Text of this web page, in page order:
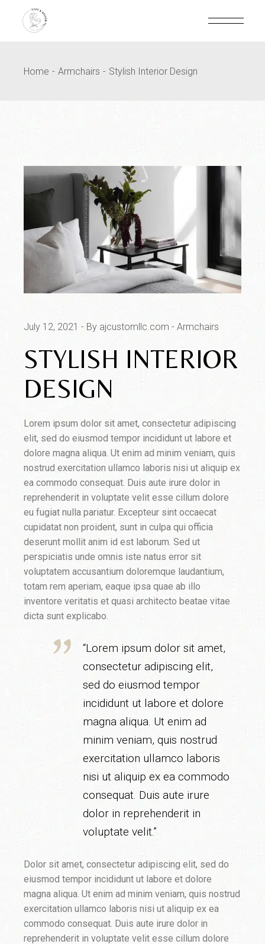
Home Armchairs Stylish Interior Design
July 12, 2021 By ajcustomllc.com Armchairs
STYLISH INTERIOR
DESIGN
Lorem ipsum dolor sit amet, consectetur adipiscing
elit, sed do eiusmod tempor incididunt ut labore et
dolore magna aliqua. Ut enim ad minim veniam, quis
nostrud exercitation ullamco laboris nisi ut aliquip ex
ea commodo consequat. Duis aute irure dolor in
reprehenderit in voluptate velit esse cillum dolore
eu fugiat nulla pariatur. Excepteur sint occaecat
cupidatat non proident, sunt in culpa qui officia
deserunt mollit anim id est laborum. Sed ut
perspiciatis unde omnis iste natus error sit
voluptatem accusantium doloremque laudantium,
totam rem aperiam, eaque ipsa quae ab illo
inventore veritatis et quasi architecto beatae vitae
dicta sunt explicabo.
“Lorem ipsum dolor sit amet,
consectetur adipiscing elit,
sed do eiusmod tempor
incididunt ut labore et dolore
magna aliqua. Ut enim ad
minim veniam, quis nostrud
exercitation ullamco laboris
nisi ut aliquip ex ea commodo
consequat. Duis aute irure
dolor in reprehenderit in
voluptate velit.”
Dolor sit amet, consectetur adipiscing elit, sed do
eiusmod tempor incididunt ut labore et dolore
magna aliqua. Ut enim ad minim veniam, quis nostrud
exercitation ullamco laboris nisi ut aliquip ex ea
commodo consequat. Duis aute irure dolor in
reprehenderit in voluptate velit esse cillum dolore